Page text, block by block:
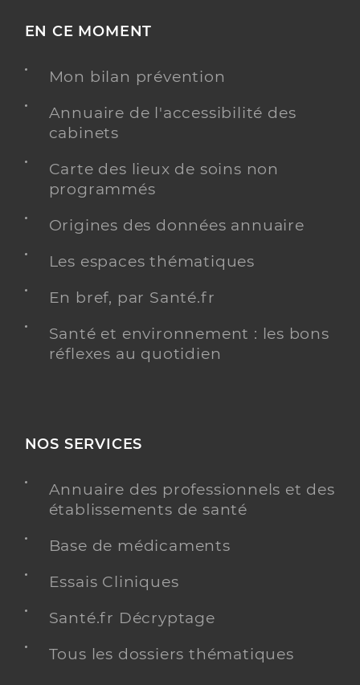
EN CE MOMENT
Mon bilan prévention
Annuaire de l'accessibilité des
cabinets
Carte des lieux de soins non
programmés
Origines des données annuaire
Les espaces thématiques
En bref, par Santé.fr
Santé et environnement : les bons
réflexes au quotidien
NOS SERVICES
Annuaire des professionnels et des
établissements de santé
Base de médicaments
Essais Cliniques
Santé.fr Décryptage
Tous les dossiers thématiques